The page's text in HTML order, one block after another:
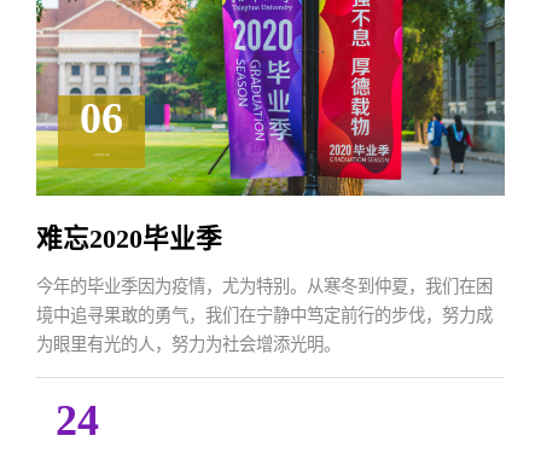
06
2020.06
难忘2020毕业季
今年的毕业季因为疫情，尤为特别。从寒冬到仲夏，我们在困
境中追寻果敢的勇气，我们在宁静中笃定前行的步伐，努力成
为眼里有光的人，努力为社会增添光明。
24